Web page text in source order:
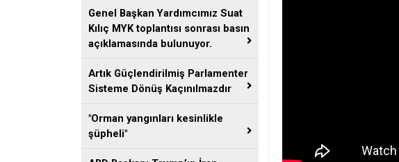
Genel Başkan Yardımcımız Suat
Kılıç MYK toplantısı sonrası basın
açıklamasında bulunuyor.
Artık Güçlendirilmiş Parlamenter
Sisteme Dönüş Kaçınılmazdır
"Orman yangınları kesinlikle
şüpheli"